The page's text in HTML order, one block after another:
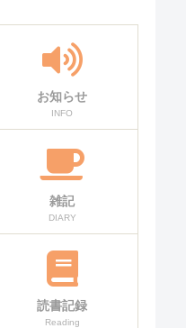
お知らせ
INFO
雑記
DIARY
読書記録
Reading